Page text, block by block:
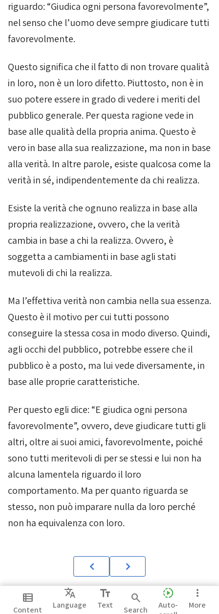
riguardo: “Giudica ogni persona favorevolmente”,
nel senso che l’uomo deve sempre giudicare tutti
favorevolmente.
Questo significa che il fatto di non trovare qualità
in loro, non è un loro difetto. Piuttosto, non è in
suo potere essere in grado di vedere i meriti del
pubblico generale. Per questa ragione vede in
base alle qualità della propria anima. Questo è
vero in base alla sua realizzazione, ma non in base
alla verità. In altre parole, esiste qualcosa come la
verità in sé, indipendentemente da chi realizza.
Esiste la verità che ognuno realizza in base alla
propria realizzazione, ovvero, che la verità
cambia in base a chi la realizza. Ovvero, è
soggetta a cambiamenti in base agli stati
mutevoli di chi la realizza.
Ma l’effettiva verità non cambia nella sua essenza.
Questo è il motivo per cui tutti possono
conseguire la stessa cosa in modo diverso. Quindi,
agli occhi del pubblico, potrebbe essere che il
pubblico è a posto, ma lui vede diversamente, in
base alle proprie caratteristiche.
Per questo egli dice: “E giudica ogni persona
favorevolmente”, ovvero, deve giudicare tutti gli
altri, oltre ai suoi amici, favorevolmente, poiché
sono tutti meritevoli di per se stessi e lui non ha
alcuna lamentela riguardo il loro
comportamento. Ma per quanto riguarda se
stesso, non può imparare nulla da loro perché
non ha equivalenza con loro.
view_list
Content
Translate
Language
text_fields
Text
search
Search
slow_motion_video
Auto-
more_vert
More